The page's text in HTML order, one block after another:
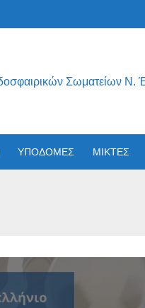
Σωματείων Ν.
ΥΠΟΔΟΜΕΣ ΜΙΚΤΕΣ